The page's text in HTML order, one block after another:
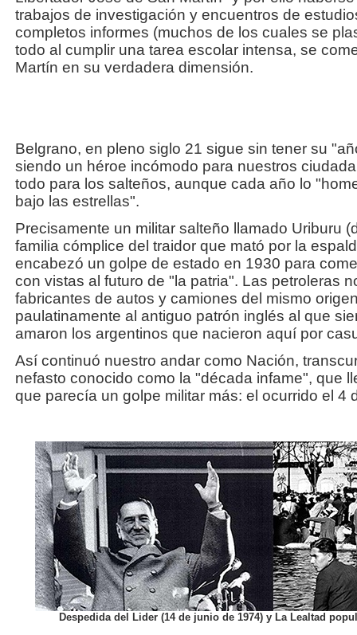
trabajos de investigación y encuentros de
completos informes (muchos de los cuales se
todo al cumplir una tarea escolar intensa, se
Martín en su verdadera dimensión.
Belgrano, en pleno siglo 21 sigue sin tener su
siendo un héroe incómodo para nuestros
todo para los salteños, aunque cada año lo
bajo las estrellas".
Precisamente un militar salteño llamado Uriburu
familia cómplice del traidor que mató por la
encabezó un golpe de estado en 1930 para
con vistas al futuro de "la patria". Las petroleras
fabricantes de autos y camiones del mismo
paulatinamente al antiguo patrón inglés al que
amaron los argentinos que nacieron aquí por
Así continuó nuestro andar como Nación,
nefasto conocido como la "década infame", que
que parecía un golpe militar más: el ocurrido el 4
Despedida del Lider (14 de junio de 1974) y La Lealtad